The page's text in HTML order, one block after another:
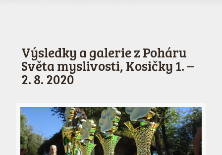
Výsledky a galerie z Poháru
Světa myslivosti, Kosičky 1. –
2. 8. 2020